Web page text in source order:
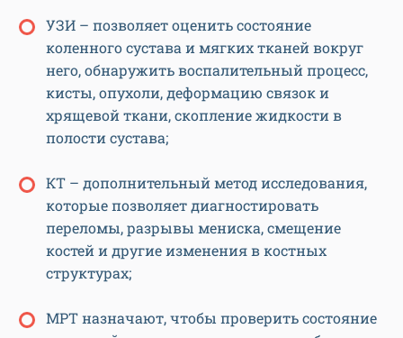
УЗИ – позволяет оценить состояние
коленного сустава и мягких тканей вокруг
него, обнаружить воспалительный процесс,
кисты, опухоли, деформацию связок и
хрящевой ткани, скопление жидкости в
полости сустава;
КТ – дополнительный метод исследования,
которые позволяет диагностировать
переломы, разрывы мениска, смещение
костей и другие изменения в костных
структурах;
МРТ назначают, чтобы проверить состояние